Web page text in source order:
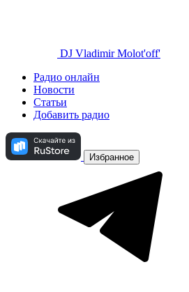
DJ Vladimir Molot'off'
Радио онлайн
Новости
Статьи
Добавить радио
Избранное